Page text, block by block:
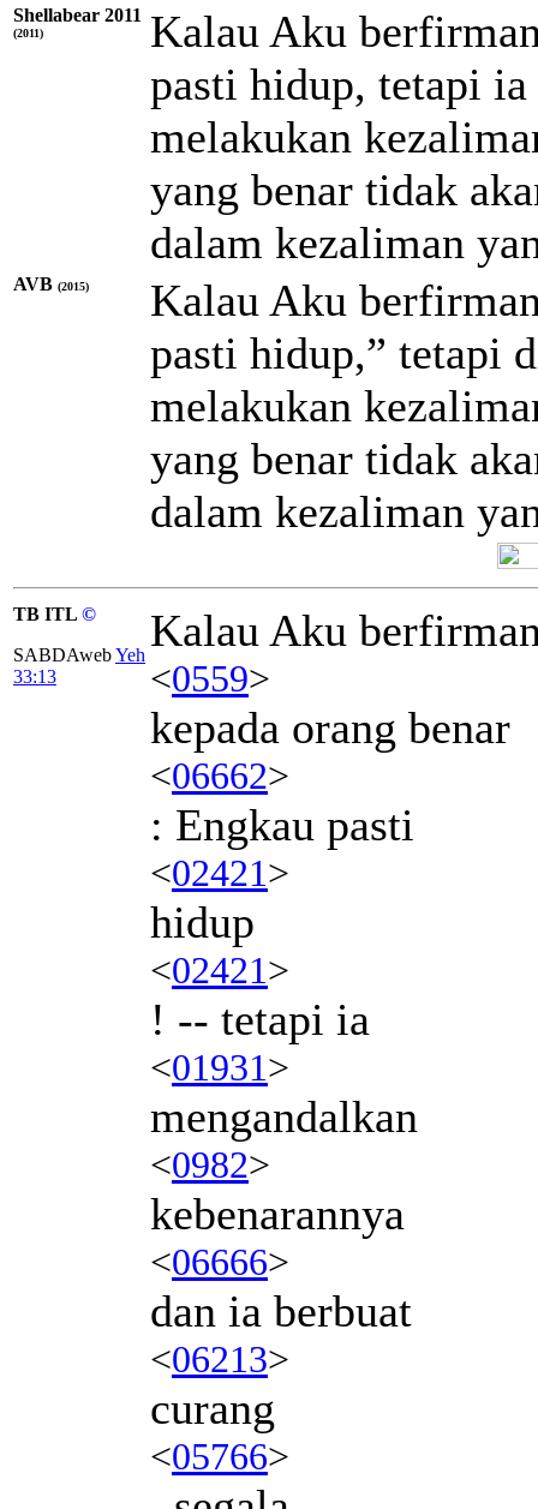
Shellabear 2011
(2011)
Kalau Aku
pasti hidup, tetapi ia
melakukan
yang benar tidak
dalam kezaliman
AVB (2015)
Kalau Aku
pasti hidup,” tetapi
melakukan
yang benar tidak
dalam kezaliman
TB ITL ©
SABDAwebYeh
33:13
Kalau Aku
<0559>
kepada orang benar
<06662>
: Engkau pasti
<02421>
hidup
<02421>
! -- tetapi ia
<01931>
mengandalkan
<0982>
kebenarannya
<06666>
dan ia berbuat
<06213>
curang
<05766>